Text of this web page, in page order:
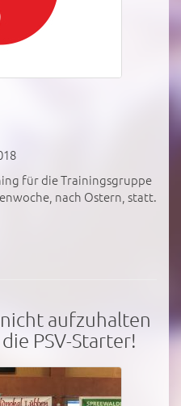
für die Trainingsgruppe
nach Ostern, statt.
aufzuhalten
PSV-Starter!